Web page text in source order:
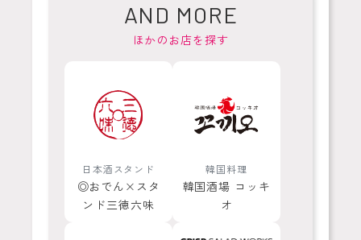
AND MORE
ほかのお店を探す
日本酒スタンド
◎おでん×スタ
ンド三徳六味
韓国料理
韓国酒場 コッキ
オ